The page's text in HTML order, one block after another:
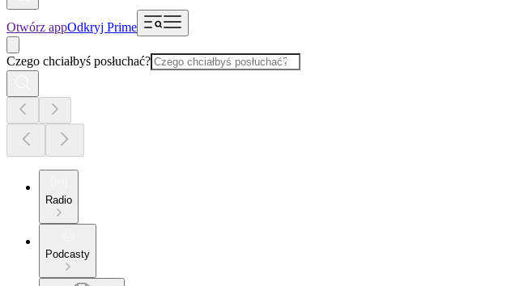
Otwórz appOdkryj Prime
Czego chciałbyś posłuchać?
Radio
Podcasty